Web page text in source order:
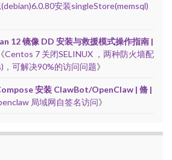
安装singleStore(memsql)
12 镜像 DD 安装与救援模式操作指南 |
Centos 7 关闭SELINUX ，两种防火墙配
可解决90%的访问问题》
安装 ClawBot/OpenClaw | 脩 |
局域网自签名访问》